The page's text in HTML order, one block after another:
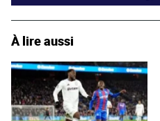
À lire aussi